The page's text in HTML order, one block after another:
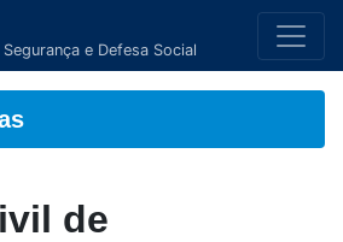
e Defesa Social
de